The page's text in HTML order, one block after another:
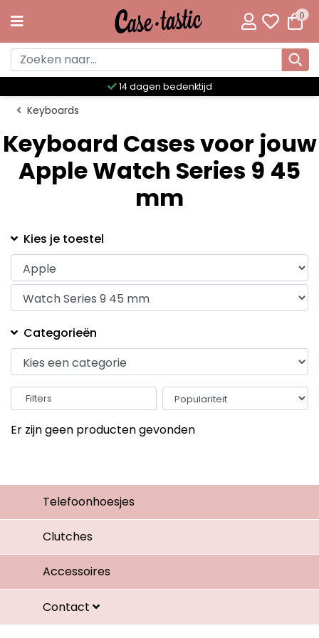
0
14 dagen bedenktijd
Keyboards
Keyboard Cases voor jouw
Apple Watch Series 9 45
mm
Kies je toestel
Categorieën
Filters
Er zijn geen producten gevonden
Telefoonhoesjes
Clutches
Accessoires
Contact